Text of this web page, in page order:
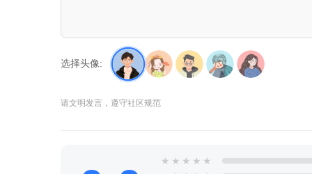
选择头像:
请文明发言，遵守社区规范
★ ★ ★ ★ ★